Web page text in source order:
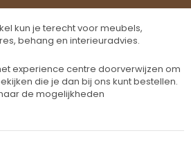
kun je terecht voor meubels,
behang en interieuradvies.
experience centre doorverwijzen om
die je dan bij ons kunt bestellen.
de mogelijkheden